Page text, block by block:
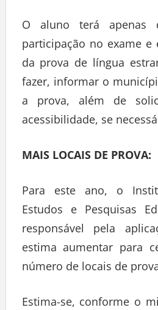
O aluno terá apenas
participação no exame
da prova de língua
fazer, informar o
a prova, além de
acessibilidade, se
MAIS LOCAIS DE PROVA:
Para este ano, o
Estudos e Pesquisas
responsável pela
estima aumentar para
número de locais de
Estima-se, conforme o